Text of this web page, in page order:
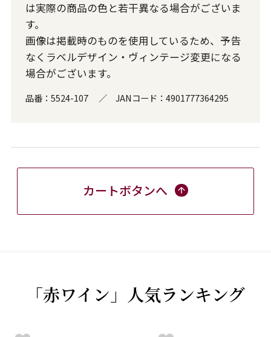
は実際の商品の色と若干異なる場合がございま
す。
画像は掲載時のものを使用しているため、予告
なくラベルデザイン・ヴィンテージ変更になる
場合がございます。
品番： 5524-107 ／ JANコード： 4901777364295
カートボタンへ
「赤ワイン」人気ランキング